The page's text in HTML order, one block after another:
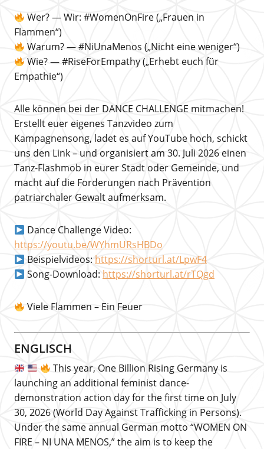
Wer? — Wir: #WomenOnFire („Frauen in
Flammen“)
Warum? — #NiUnaMenos („Nicht eine weniger“)
Wie? — #RiseForEmpathy („Erhebt euch für
Empathie“)
Alle können bei der DANCE CHALLENGE mitmachen!
Erstellt euer eigenes Tanzvideo zum
Kampagnensong, ladet es auf YouTube hoch, schickt
uns den Link – und organisiert am 30. Juli 2026 einen
Tanz-Flashmob in eurer Stadt oder Gemeinde, und
macht auf die Forderungen nach Prävention
patriarchaler Gewalt aufmerksam.
Dance Challenge Video:
https://youtu.be/WYhmURsHBDo
Beispielvideos: https://shorturl.at/LpwF4
Song-Download: https://shorturl.at/rTQgd
Viele Flammen – Ein Feuer
ENGLISCH
This year, One Billion Rising Germany is
launching an additional feminist dance-
demonstration action day for the first time on July
30, 2026 (World Day Against Trafficking in Persons).
Under the same annual German motto “WOMEN ON
FIRE – NI UNA MENOS,” the aim is to keep the